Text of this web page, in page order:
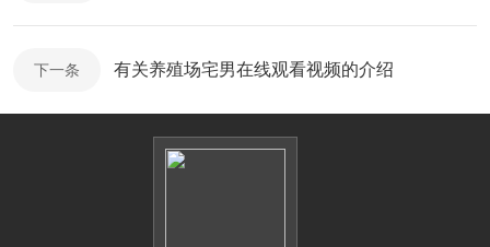
下一条 有关养殖场宅男在线观看视频的介绍